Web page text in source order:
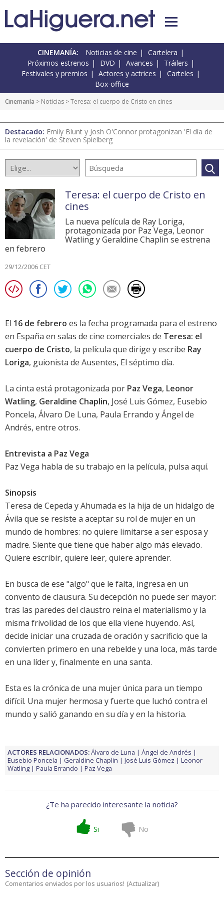
CINEMANÍA: Noticias de cine
Cartelera
Próximos estrenos
DVD Avances
Tráilers
Festivales y premios
Actores y actrices
Carteles
Box-office
Cinemanía > Noticias > Teresa: el cuerpo de Cristo en cines
Destacado: Emily Blunt y Josh O'Connor protagonizan 'El día de
la revelación' de Steven Spielberg
Teresa: el cuerpo de Cristo en
cines
La nueva película de Ray Loriga,
protagonizada por Paz Vega, Leonor
Watling y Geraldine Chaplin se estrena
en febrero
29/12/2006 CET
El 16 de febrero es la fecha programada para el estreno
en España en salas de cine comerciales de Teresa: el
cuerpo de Cristo, la película que dirige y escribe Ray
Loriga, guionista de Ausentes, El séptimo día.
La cinta está protagonizada por Paz Vega, Leonor
Watling, Geraldine Chaplin, José Luis Gómez, Eusebio
Poncela, Álvaro De Luna, Paula Errando yÁngel de
Andrés, entre otros.
Entrevista a Paz Vega
Paz Vega habla de su trabajo en la película, pulsa aquí.
Sinopsis
Teresa de Cepeda y Ahumada es la hija de un hidalgo de
Ávila que se resiste a aceptar su rol de mujer en un
mundo de hombres: no quiere limitarse a ser esposa y
madre. Siente que tiene que haber algo más elevado.
Quiere escribir, quiere leer, quiere aprender.
En busca de ese "algo" que le falta, ingresa en un
convento de clausura. Su decepción no puede ser mayor:
tras las paredes del claustro reina el materialismo y la
misma frivolidad de los que ella viene huyendo. Así,
decide iniciar una cruzada de oración y sacrificio que la
convierten primero en una rebelde y una loca, más tarde
en una líder y, finalmente en una santa.
Esta es la crónica de una mujer única para un tiempo
difícil. Una mujer hermosa y fuerte que luchó contra el
mundo y salió ganando en su día y en la historia.
ACTORES RELACIONADOS:Álvaro de Luna
Ángel de Andrés
Eusebio Poncela
Geraldine Chaplin José Luis Gómez
Leonor
Watling
Paula Errando Paz Vega
¿Te ha parecido interesante la noticia?
Si No
Sección de opinión
Comentarios enviados por los usuarios! (Actualizar)